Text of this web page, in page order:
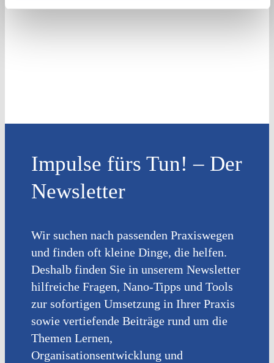
Impulse fürs Tun! – Der
Newsletter
Wir suchen nach passenden Praxiswegen
und finden oft kleine Dinge, die helfen.
Deshalb finden Sie in unserem Newsletter
hilfreiche Fragen, Nano-Tipps und Tools
zur sofortigen Umsetzung in Ihrer Praxis
sowie vertiefende Beiträge rund um die
Themen Lernen,
Organisationsentwicklung und